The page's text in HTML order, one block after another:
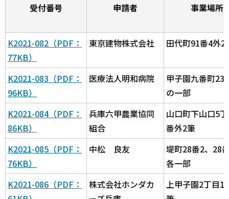
受付番号
申請者 事業場所
K2021-082（PDF：
77KB）
東京建物株式会社 田代町91番4外2
K2021-083（PDF：
96KB）
医療法人明和病院
甲子園九番町
の一部
K2021-084（PDF：
86KB）
兵庫六甲農業協同
組合
山口町下山口5
番外2筆
K2021-085（PDF：
76KB）
中松 良友
堤町28番2、28
各一部
K2021-086（PDF：
株式会社ホンダカ
上甲子園2丁目1